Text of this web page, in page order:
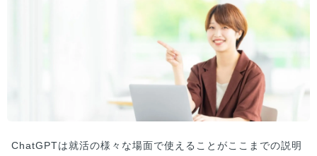
ChatGPTは就活の様々な場面で使えることがここまでの説明